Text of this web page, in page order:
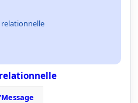
relationnelle